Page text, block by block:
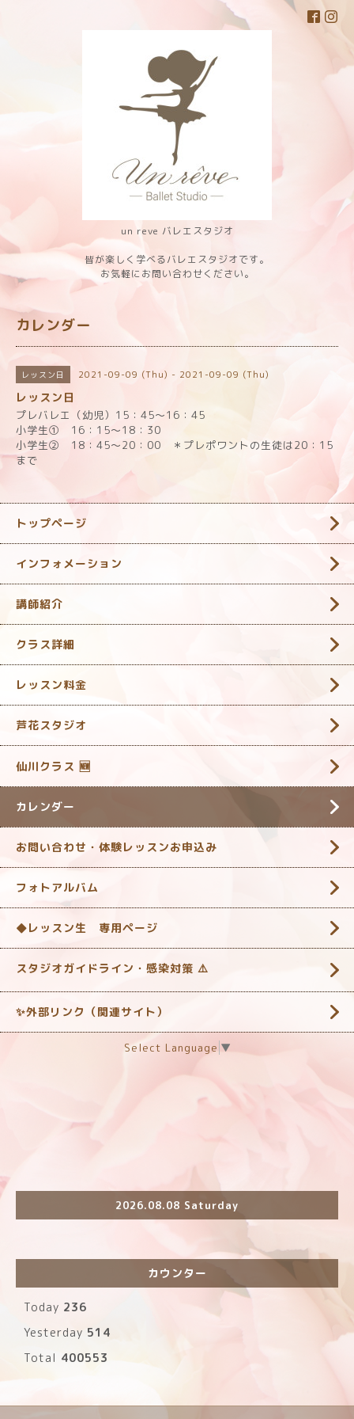
un reve バレエスタジオ
皆が楽しく学べるバレエスタジオです。
お気軽にお問い合わせください。
カレンダー
レッスン日 2021-09-09 (Thu) - 2021-09-09 (Thu)
レッスン日
プレバレエ（幼児）15：45～16：45
小学生① 16：15～18：30
小学生② 18：45～20：00 ＊プレポワントの生徒は20：15
まで
トップページ
インフォメーション
講師紹介
クラス詳細
レッスン料金
芦花スタジオ
仙川クラス 🆕
カレンダー
お問い合わせ・体験レッスンお申込み
フォトアルバム
◆レッスン生 専用ページ
スタジオガイドライン・感染対策 ‎⚠️
✨外部リンク（関連サイト）
Select Language ▼
2026.08.08 Saturday
カウンター
Today 236
Yesterday 514
Total 400553